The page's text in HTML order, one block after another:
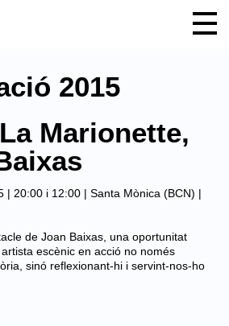
2015
Marionette,
| 20:00 i 12:00 | Santa Mònica (BCN) |
de Joan Baixas, una oportunitat
escènic en acció no només
sinó reflexionant-hi i servint-nos-ho